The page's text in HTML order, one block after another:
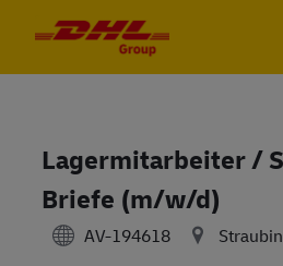
Lagermitarbeiter /
Briefe (m/w/d)
AV-194618